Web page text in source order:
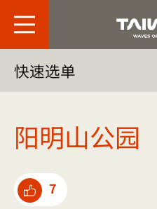
快速选单
阳明山公园
点选推荐
7